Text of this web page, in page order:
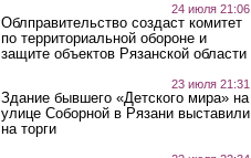
24 июля 21:06
Облправительство создаст комитет
по территориальной обороне и
защите объектов Рязанской области
23 июля 21:31
Здание бывшего «Детского мира» на
улице Соборной в Рязани выставили
на торги